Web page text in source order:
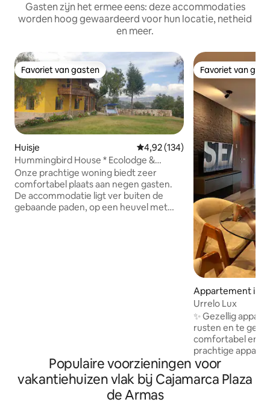
Gasten zijn het ermee eens: deze accommodaties
worden hoog gewaardeerd voor hun locatie, netheid
en meer.
Favoriet van gasten
Favoriet van gasten
Huisje Gemiddelde beoordeling van
4,92 (134)
Hummingbird House * Ecolodge &
Retreat
Onze prachtige woning biedt zeer
comfortabel plaats aan negen gasten.
De accommodatie ligt ver buiten de
gebaande paden, op een heuvel met
kunstenaars/schrijvers die op zoek zijn
naar inspiratie.
Favoriet van
Favoriet van
Appartement in
Urrelo Lux
✨ Gezellig
rusten en te genieten ✨
comfortabel en
prachtige
voelt. Het heeft
een schone en
voor rust, werk
Populaire voorzieningen voor
vakantiehuizen vlak bij Cajamarca Plaza
de Armas